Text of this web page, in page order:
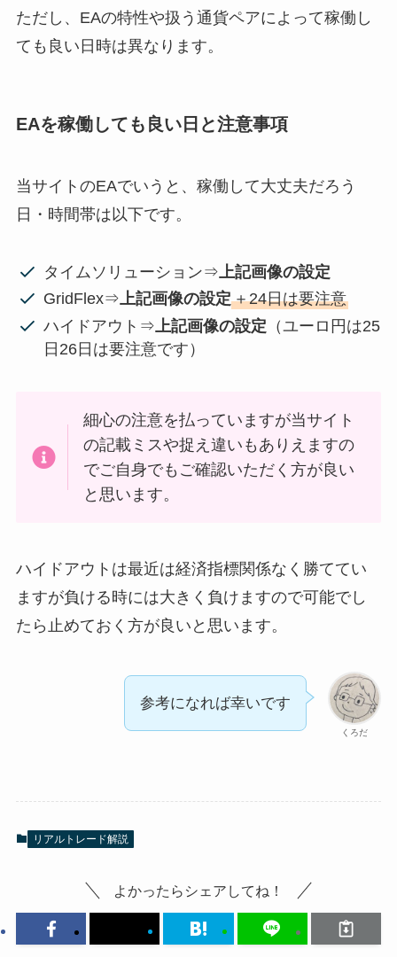
ただし、EAの特性や扱う通貨ペアによって稼働し
ても良い日時は異なります。
EAを稼働しても良い日と注意事項
当サイトのEAでいうと、稼働して大丈夫だろう
日・時間帯は以下です。
タイムソリューション⇒ 上記画像の設定
GridFlex⇒上記画像の設定＋24日は要注意
ハイドアウト⇒ 上記画像の設定 （ユーロ円は25
日26日は要注意です）
細心の注意を払っていますが当サイト
の記載ミスや捉え違いもありえますの
でご自身でもご確認いただく方が良い
と思います。
ハイドアウトは最近は経済指標関係なく勝ててい
ますが負ける時には大きく負けますので可能でし
たら止めておく方が良いと思います。
くろだ
参考になれば幸いです
リアルトレード解説
よかったらシェアしてね！